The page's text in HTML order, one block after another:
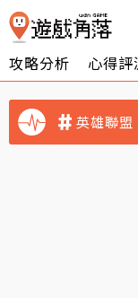
攻略分析 心得評
英雄聯盟